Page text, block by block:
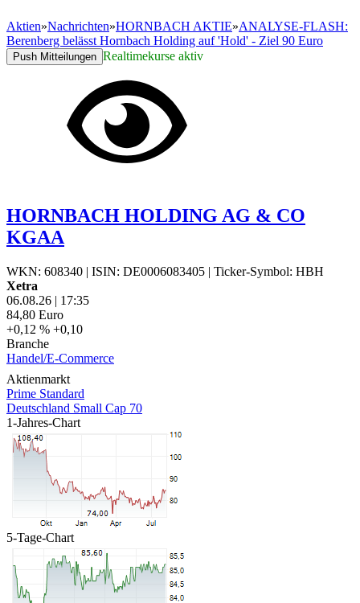
Aktien»Nachrichten»HORNBACH AKTIE»ANALYSE-FLASH:
Berenberg belässt Hornbach Holding auf 'Hold' - Ziel 90 Euro
Push Mitteilungen Realtimekurse aktiv
HORNBACH HOLDING AG & CO
KGAA
WKN: 608340 | ISIN: DE0006083405 | Ticker-Symbol: HBH
Xetra
06.08.26 | 17:35
84,80 Euro
+0,12 % +0,10
Branche
Handel/E-Commerce
Aktienmarkt
Prime Standard
Deutschland Small Cap 70
1-Jahres-Chart
5-Tage-Chart